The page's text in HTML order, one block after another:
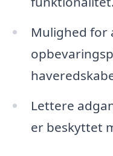
Mulighed for
Lettere
er beskyttet